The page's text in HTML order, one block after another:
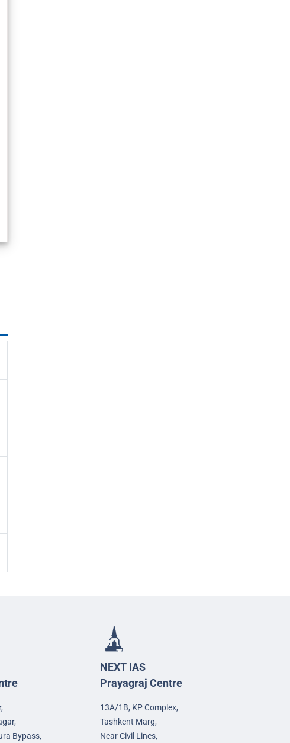
Bypass,
NEXT IAS
Prayagraj Centre
13A/1B, KP Complex,
Tashkent Marg,
Near Civil Lines,